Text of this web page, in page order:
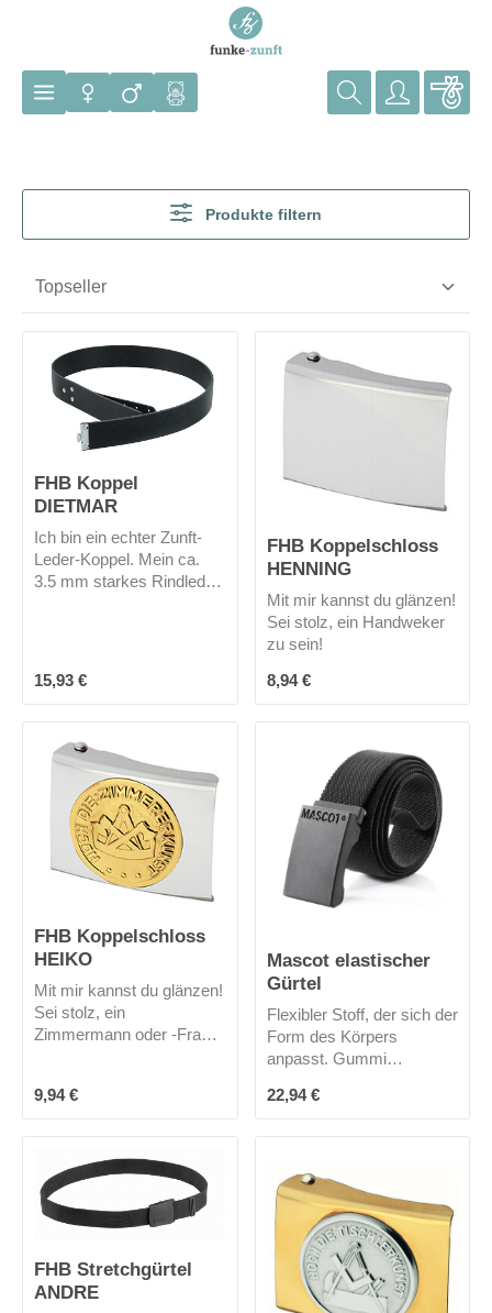
Produkte filtern
FHB Koppel
DIETMAR
Ich bin ein echter Zunft-
Leder-Koppel. Mein ca.
3.5 mm starkes Rindleder
Koppelschloss und mich
gibt es (leider?) nur in
ich in fast alle
Hosen.Gefertigt werde ich
in der Nähe von Bielfeld -
also made in Germany!
Regulärer Preis:
15,93 €
FHB Koppelschloss
HENNING
Mit mir kannst du glänzen!
Sei stolz, ein Handweker
zu sein!
Regulärer Preis:
8,94 €
FHB Koppelschloss
HEIKO
Mit mir kannst du glänzen!
Sei stolz, ein
Zimmermann oder -Frau
Regulärer Preis:
9,94 €
Mascot elastischer
Gürtel
Flexibler Stoff, der sich der
Form des Körpers
anpasst. Gummi
Vermeidung von Kratzern.
Kräftige Qualität, die für
sorgt, auch wenn die
Taschen mit Werkzeug
gefüllt sind. Kürzung
möglich (Gesamtlänge
130 cm). Gürtelbreite 4
Regulärer Preis:
22,94 €
FHB Stretchgürtel
ANDRE